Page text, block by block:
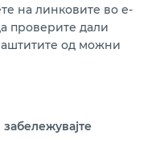
на линковите во е-
проверите дали
од можни